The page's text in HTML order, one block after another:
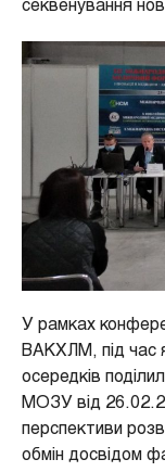
секвенування
У рамках
ВАКХЛМ, під час
осередків
МОЗУ від
перспективи
обмін досвідом